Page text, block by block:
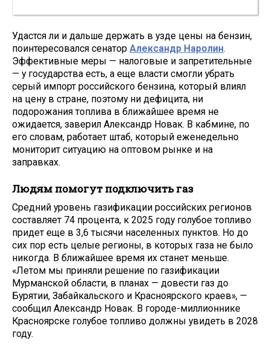
Удастся ли и дальше держать в узде цены на бензин,
поинтересовался сенатор Александр Наролин.
Эффективные меры — налоговые и запретительные
— у государства есть, а еще власти смогли убрать
серый импорт российского бензина, который влиял
на цену в стране, поэтому ни дефицита, ни
подорожания топлива в ближайшее время не
ожидается, заверил Александр Новак. В кабмине, по
его словам, работает штаб, который еженедельно
мониторит ситуацию на оптовом рынке и на
заправках.
Людям помогут подключить газ
Средний уровень газификации российских регионов
составляет 74 процента, к 2025 году голубое топливо
придет еще в 3,6 тысячи населенных пунктов. Но до
сих пор есть целые регионы, в которых газа не было
никогда. В ближайшее время их станет меньше.
«Летом мы приняли решение по газификации
Мурманской области, в планах — довести газ до
Бурятии, Забайкальского и Красноярского краев», —
сообщил Александр Новак. В городе-миллионнике
Красноярске голубое топливо должны увидеть в 2028
году.